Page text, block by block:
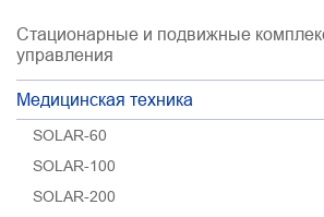
Стационарные и подвижные
управления
Медицинская техника
SOLAR-60
SOLAR-100
SOLAR-200